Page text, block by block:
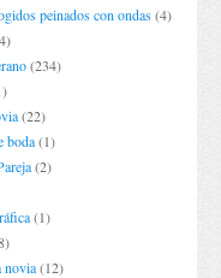
peinados con ondas(4)
(234)
(22)
boda(1)
(2)
(1)
novia(12)